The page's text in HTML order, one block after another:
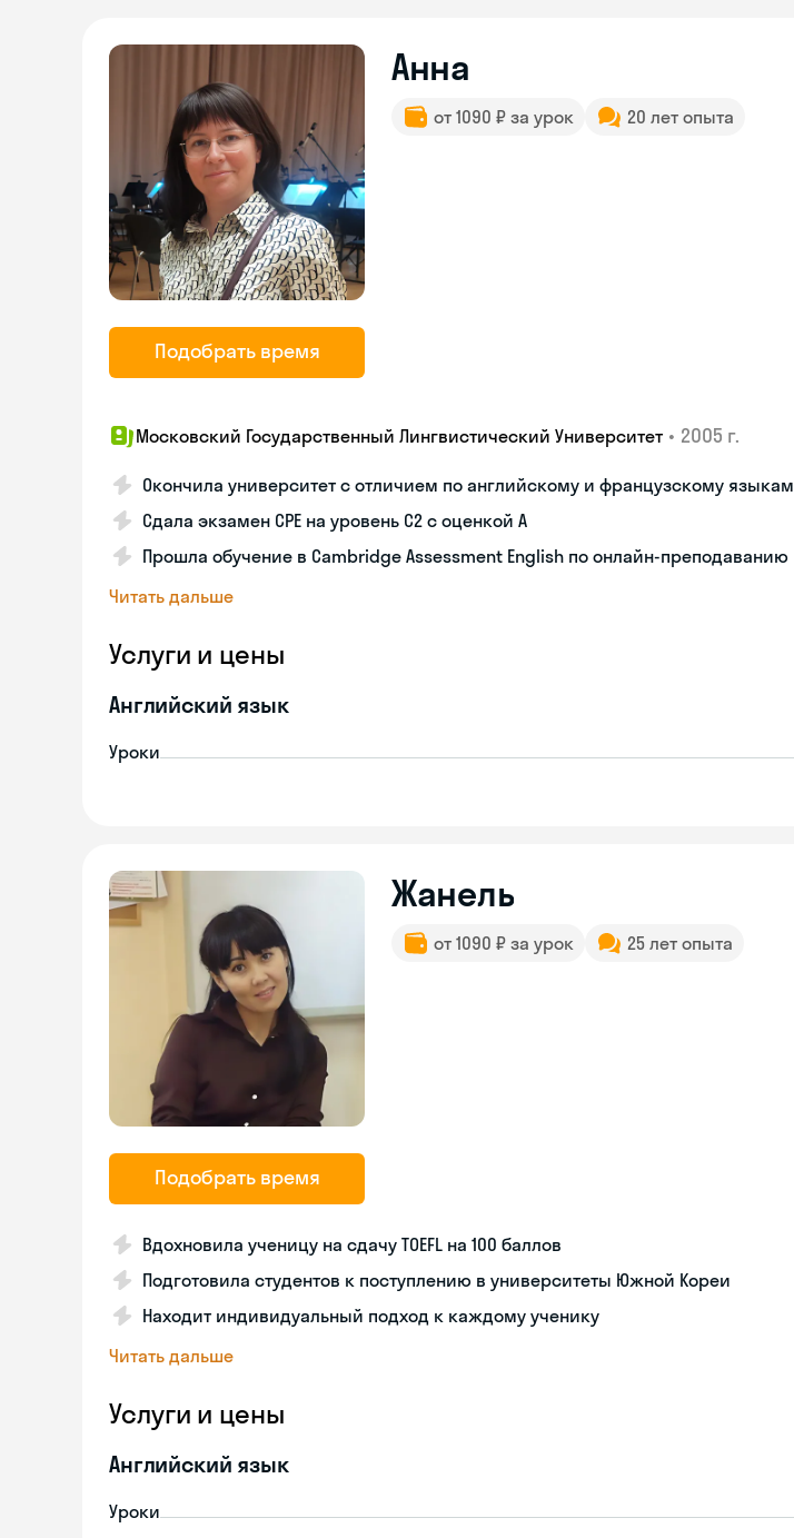
Подобрать время
Анна
от 1090 ₽ за урок 20 лет опыта
Московский Государственный Лингвистический Университет • 2005 г.
Окончила университет с отличием по английскому и французскому языкам
Сдала экзамен СРЕ на уровень С2 с оценкой A
Прошла обучение в Cambridge Assessment English по онлайн-преподаванию
Читать дальше
Услуги и цены
Английский язык
Уроки
Подобрать время
Жанель
от 1090 ₽ за урок 25 лет опыта
Вдохновила ученицу на сдачу TOEFL на 100 баллов
Подготовила студентов к поступлению в университеты Южной Кореи
Находит индивидуальный подход к каждому ученику
Читать дальше
Услуги и цены
Английский язык
Уроки